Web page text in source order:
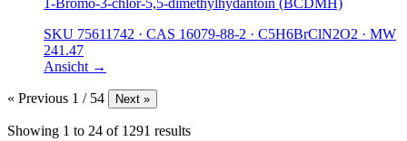
SKU 75611742 · CAS 16079-88-2 · C5H6BrClN2O2 · MW
241.47
Ansicht →
« Previous 1 / 54 Next »
Showing 1 to 24 of 1291 results